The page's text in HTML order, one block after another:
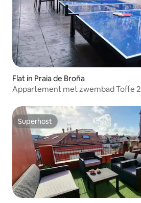
Flat in Praia de Broña
Appartement met zwembad Toffe 2
Superhost
Superhost